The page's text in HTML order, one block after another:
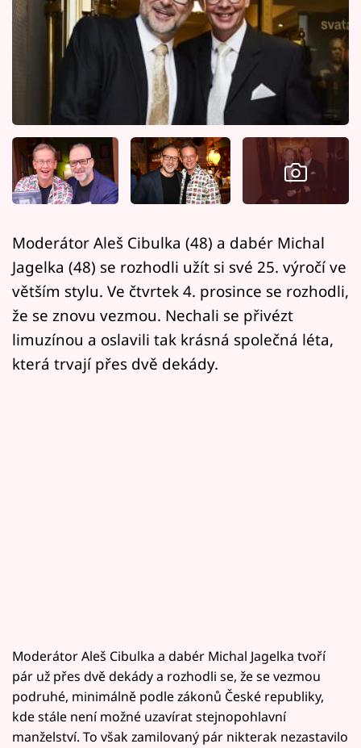
Horoskopy
Sledujte prima+
Filmový festival Karlovy Vary
Pořady
Mámy sobě
Sledujte nás
Moderátor Aleš Cibulka (48) a dabér Michal
Jagelka (48) se rozhodli užít si své 25. výročí ve
větším stylu. Ve čtvrtek 4. prosince se rozhodli,
že se znovu vezmou. Nechali se přivézt
limuzínou a oslavili tak krásná společná léta,
která trvají přes dvě dekády.
Moderátor Aleš Cibulka a dabér Michal Jagelka tvoří
pár už přes dvě dekády a rozhodli se, že se vezmou
podruhé, minimálně podle zákonů České republiky,
kde stále není možné uzavírat stejnopohlavní
manželství. To však zamilovaný pár nikterak nezastavilo